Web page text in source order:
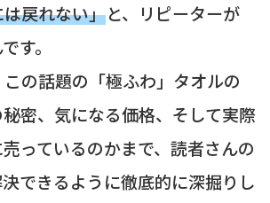
戻れない」と、リピーターが
す。
の話題の「極ふわ」タオルの
密、気になる価格、そして実際
っているのかまで、読者さんの
できるように徹底的に深掘りし